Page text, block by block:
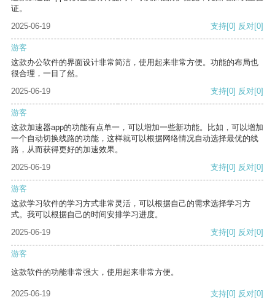
证。
2025-06-19
支持[0] 反对[0]
游客
这款办公软件的界面设计非常简洁，使用起来非常方便。功能的布局也
很合理，一目了然。
2025-06-19
支持[0] 反对[0]
游客
这款加速器app的功能有点单一，可以增加一些新功能。比如，可以增加
一个自动切换线路的功能，这样就可以根据网络情况自动选择最优的线
路，从而获得更好的加速效果。
2025-06-19
支持[0] 反对[0]
游客
这款学习软件的学习方式非常灵活，可以根据自己的需求选择学习方
式。我可以根据自己的时间安排学习进度。
2025-06-19
支持[0] 反对[0]
游客
这款软件的功能非常强大，使用起来非常方便。
2025-06-19 支持[0] 反对[0]